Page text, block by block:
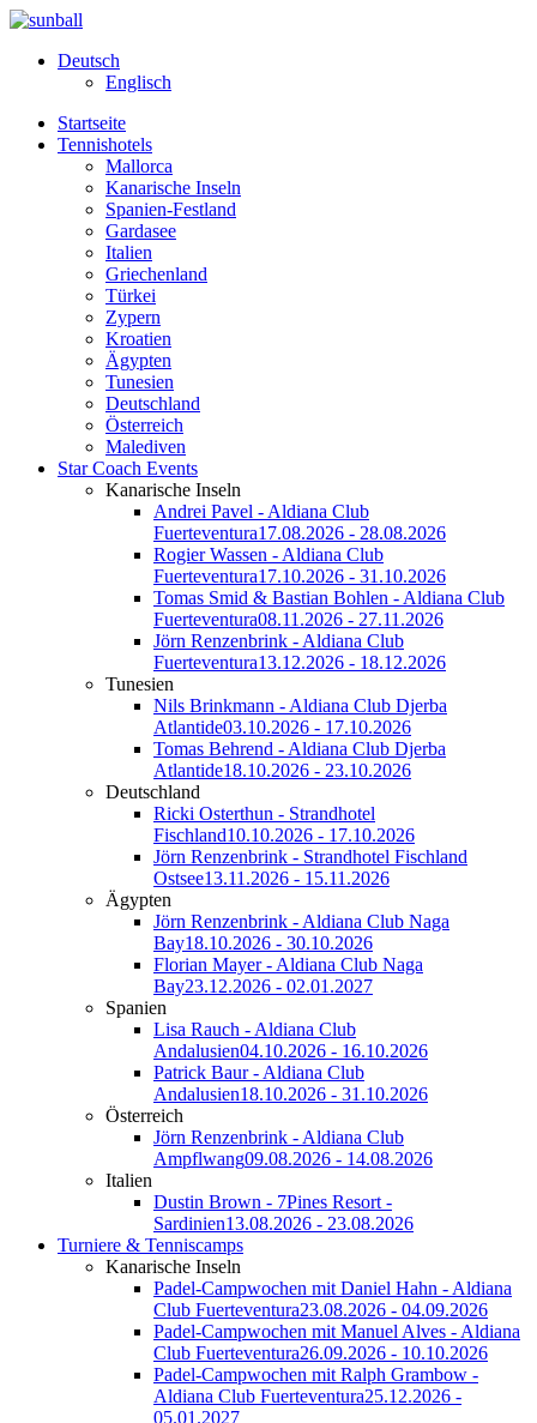
Deutsch
Englisch
Startseite
Tennishotels
Mallorca
Kanarische Inseln
Spanien-Festland
Gardasee
Italien
Griechenland
Türkei
Zypern
Kroatien
Ägypten
Tunesien
Deutschland
Österreich
Malediven
Star Coach Events
Kanarische Inseln
Andrei Pavel - Aldiana Club
Fuerteventura17.08.2026 - 28.08.2026
Rogier Wassen - Aldiana Club
Fuerteventura17.10.2026 - 31.10.2026
Tomas Smid & Bastian Bohlen - Aldiana Club
Fuerteventura08.11.2026 - 27.11.2026
Jörn Renzenbrink - Aldiana Club
Fuerteventura13.12.2026 - 18.12.2026
Tunesien
Nils Brinkmann - Aldiana Club Djerba
Atlantide03.10.2026 - 17.10.2026
Tomas Behrend - Aldiana Club Djerba
Atlantide18.10.2026 - 23.10.2026
Deutschland
Ricki Osterthun - Strandhotel
Fischland10.10.2026 - 17.10.2026
Jörn Renzenbrink - Strandhotel Fischland
Ostsee13.11.2026 - 15.11.2026
Ägypten
Jörn Renzenbrink - Aldiana Club Naga
Bay18.10.2026 - 30.10.2026
Florian Mayer - Aldiana Club Naga
Bay23.12.2026 - 02.01.2027
Spanien
Lisa Rauch - Aldiana Club
Andalusien04.10.2026 - 16.10.2026
Patrick Baur - Aldiana Club
Andalusien18.10.2026 - 31.10.2026
Österreich
Jörn Renzenbrink - Aldiana Club
Ampflwang09.08.2026 - 14.08.2026
Italien
Dustin Brown - 7Pines Resort -
Sardinien13.08.2026 - 23.08.2026
Turniere & Tenniscamps
Kanarische Inseln
Padel-Campwochen mit Daniel Hahn - Aldiana
Club Fuerteventura23.08.2026 - 04.09.2026
Padel-Campwochen mit Manuel Alves - Aldiana
Club Fuerteventura26.09.2026 - 10.10.2026
Padel-Campwochen mit Ralph Grambow -
Aldiana Club Fuerteventura25.12.2026 -
05.01.2027